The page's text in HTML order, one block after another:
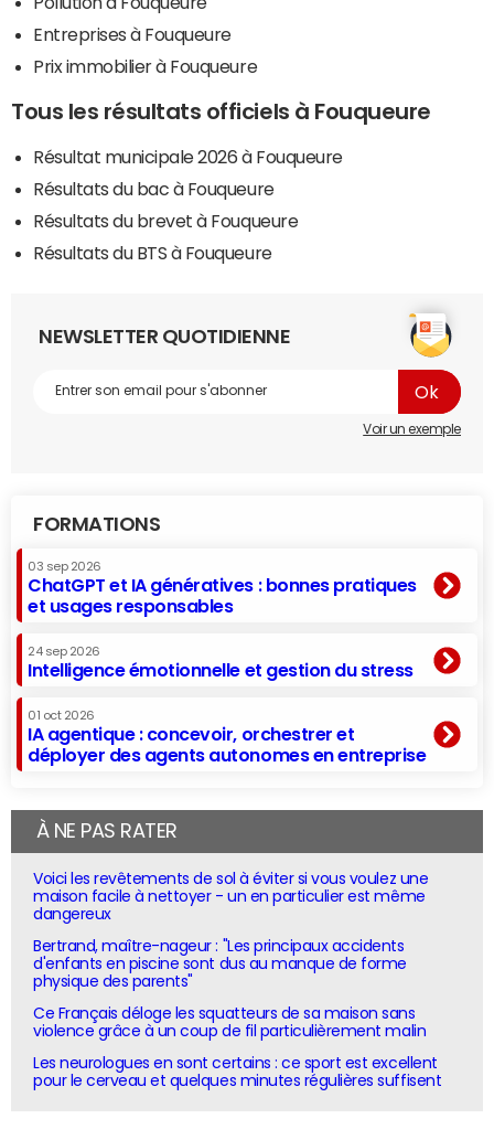
Entreprises à Fouqueure
Prix immobilier à Fouqueure
Tous les résultats officiels à Fouqueure
Résultat municipale 2026 à Fouqueure
Résultats du bac à Fouqueure
Résultats du brevet à Fouqueure
Résultats du BTS à Fouqueure
NEWSLETTER QUOTIDIENNE
Voir un exemple
FORMATIONS
03 sep 2026
ChatGPT et IA génératives : bonnes pratiques
et usages responsables
24 sep 2026
Intelligence émotionnelle et gestion du stress
01 oct 2026
IA agentique : concevoir, orchestrer et
déployer des agents autonomes en entreprise
À NE PAS RATER
Voici les revêtements de sol à éviter si vous voulez une
maison facile à nettoyer - un en particulier est même
dangereux
Bertrand, maître-nageur : "Les principaux accidents
d'enfants en piscine sont dus au manque de forme
physique des parents"
Ce Français déloge les squatteurs de sa maison sans
violence grâce à un coup de fil particulièrement malin
Les neurologues en sont certains : ce sport est excellent
pour le cerveau et quelques minutes régulières suffisent